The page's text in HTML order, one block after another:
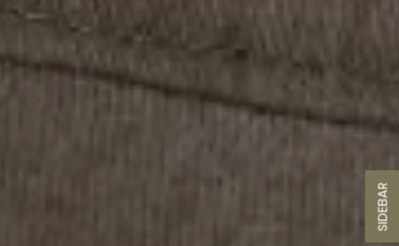
SIDEBAR